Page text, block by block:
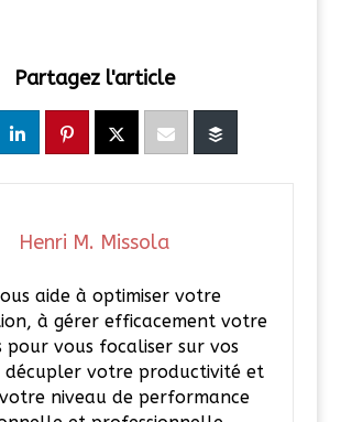
Partagez l'article
Henri M. Missola
aide à optimiser votre
à gérer efficacement votre
pour vous focaliser sur vos
décupler votre productivité et
niveau de performance